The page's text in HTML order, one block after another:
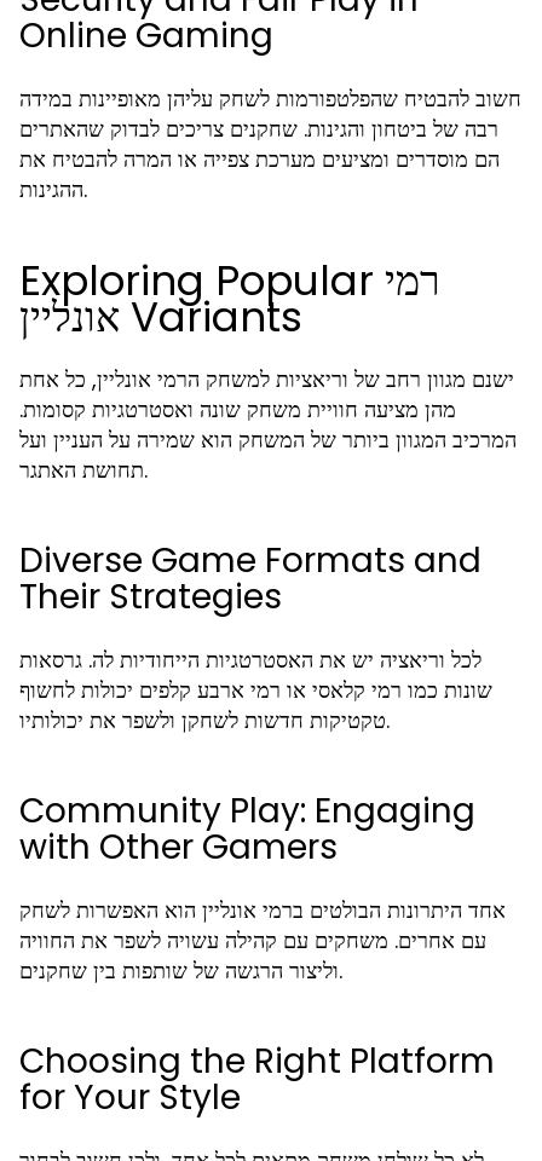
Online Gaming
חשוב להבטיח שהפלטפורמות לשחק עליהן מאופיינות במידה
רבה של ביטחון והגינות. שחקנים צריכים לבדוק שהאתרים
הם מוסדרים ומציעים מערכת צפייה או המרה להבטיח את
ההגינות.
Exploring Popular רמי
אונליין Variants
ישנם מגוון רחב של וריאציות למשחק הרמי אונליין, כל אחת
מהן מציעה חוויית משחק שונה ואסטרטגיות קסומות.
המרכיב המגוון ביותר של המשחק הוא שמירה על העניין ועל
תחושת האתגר.
Diverse Game Formats and
Their Strategies
לכל וריאציה יש את האסטרטגיות הייחודיות לה. גרסאות
שונות כמו רמי קלאסי או רמי ארבע קלפים יכולות לחשוף
טקטיקות חדשות לשחקן ולשפר את יכולותיו.
Community Play: Engaging
with Other Gamers
אחד היתרונות הבולטים ברמי אונליין הוא האפשרות לשחק
עם אחרים. משחקים עם קהילה עשויה לשפר את החוויה
וליצור הרגשה של שותפות בין שחקנים.
Choosing the Right Platform
for Your Style